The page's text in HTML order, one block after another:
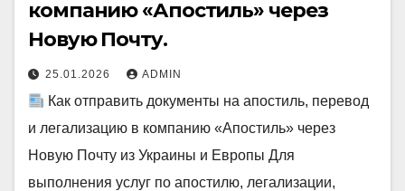
компанию «Апостиль» через
Новую Почту.
25.01.2026 ADMIN
Как отправить документы на апостиль, перевод
и легализацию в компанию «Апостиль» через
Новую Почту из Украины и Европы Для
выполнения услуг по апостилю, легализации,